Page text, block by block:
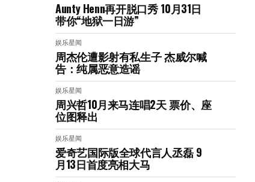
Aunty Henn再开脱口秀 10月31日
带你“地狱一日游”
娱乐星闻
周杰伦遭影射有私生子 杰威尔喊
告：纯属恶意造谣
娱乐星闻
周兴哲10月来马连唱2天 票价、座
位图释出
娱乐星闻
爱奇艺国际版全球代言人丞磊 9
月13日首度亮相大马